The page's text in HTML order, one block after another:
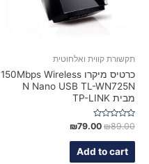
תקשורת קווית ואלחוטית
כרטיס מיקרו 150Mbps Wireless
N Nano USB TL-WN725N
מבית TP-LINK
Rated
out
₪89.00
₪79.00
Add to cart